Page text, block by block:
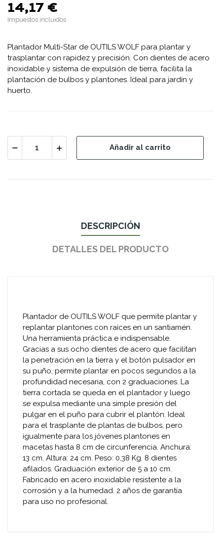
14,17 €
Impuestos incluidos
Plantador Multi-Star de OUTILS WOLF para plantar y
trasplantar con rapidez y precisión. Con dientes de acero
inoxidable y sistema de expulsión de tierra, facilita la
plantación de bulbos y plantones. Ideal para jardín y
huerto.
Añadir al carrito
DESCRIPCIÓN
DETALLES DEL PRODUCTO
Plantador de OUTILS WOLF que permite plantar y
replantar plantones con raíces en un santiamén.
Una herramienta práctica e indispensable.
Gracias a sus ocho dientes de acero que facilitan
la penetración en la tierra y el botón pulsador en
su puño, permite plantar en pocos segundos a la
profundidad necesaria, con 2 graduaciones. La
tierra cortada se queda en el plantador y luego
se expulsa mediante una simple presión del
pulgar en el puño para cubrir el plantón. Ideal
para el trasplante de plantas de bulbos, pero
igualmente para los jóvenes plantones en
macetas hasta 8 cm de circunferencia. Anchura:
13 cm. Altura: 24 cm. Peso: 0,38 Kg. 8 dientes
afilados. Graduación exterior de 5 a 10 cm.
Fabricado en acero inoxidable resistente a la
corrosión y a la humedad. 2 años de garantía
para uso no profesional.